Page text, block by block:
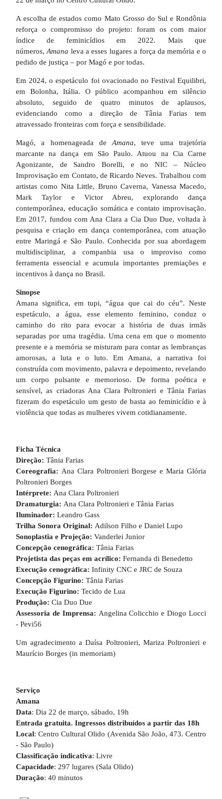
A escolha de estados como Mato Grosso do Sul e Rondônia
reforça o compromisso do projeto: foram os com maior
índice de feminicídios em 2022. Mais que
números,Amana leva a esses lugares a força da memória e o
pedido de justiça – por Magó e por todas.
Em 2024, o espetáculo foi ovacionado no Festival Equilibri,
em Bolonha, Itália. O público acompanhou em silêncio
absoluto, seguido de quatro minutos de aplausos,
evidenciando como a direção de Tânia Farias tem
atravessado fronteiras com força e sensibilidade.
Magó, a homenageada deAmana, teve uma trajetória
marcante na dança em São Paulo. Atuou na Cia Carne
Agonizante, de Sandro Borelli, e no NIC – Núcleo
Improvisação em Contato, de Ricardo Neves. Trabalhou com
artistas como Nita Little, Bruno Caverna, Vanessa Macedo,
Mark Taylor e Victor Abreu, explorando dança
contemporânea, educação somática e contato improvisação.
Em 2017, fundou com Ana Clara a Cia Duo Due, voltada à
pesquisa e criação em dança contemporânea, com atuação
entre Maringá e São Paulo. Conhecida por sua abordagem
multidisciplinar, a companhia usa o improviso como
ferramenta essencial e acumula importantes premiações e
incentivos à dança no Brasil.
Sinopse
Amana significa, em tupi, “água que cai do céu”. Neste
espetáculo, a água, esse elemento feminino, conduz o
caminho do rito para evocar a história de duas irmãs
separadas por uma tragédia. Uma cena em que o momento
presente e a memória se misturam para contar as lembranças
amorosas, a luta e o luto. Em Amana, a narrativa foi
construída com movimento, palavra e depoimento, revelando
um corpo pulsante e memorioso. De forma poética e
sensível, as criadoras Ana Clara Poltronieri e Tânia Farias
fizeram do espetáculo um gesto de basta ao feminicídio e à
violência que todas as mulheres vivem cotidianamente.
Ficha Técnica
Direção: Tânia Farias
Coreografia: Ana Clara Poltronieri Borgese e Maria Glória
Poltronieri Borges
Intérprete: Ana Clara Poltronieri
Dramaturgia: Ana Clara Poltronieri e Tânia Farias
Iluminador: Leandro Gass
Trilha Sonora Original: Adilson Filho e Daniel Lupo
Sonoplastia e Projeção: Vanderlei Junior
Concepção cenográfica: Tânia Farias
Projetista das peças em acrílico: Fernanda di Benedetto
Execução cenográfica: Infinity CNC e JRC de Souza
Concepção Figurino: Tânia Farias
Execução Figurino: Tecido de Lua
Produção: Cia Duo Due
Assessoria de Imprensa: Angelina Colicchio e Diogo Locci
- Pevi56
Um agradecimento a Daísa Poltronieri, Mariza Poltronieri e
Maurício Borges (in memoriam)
Serviço
Amana
Data: Dia 22 de março, sábado, 19h
Entrada gratuita. Ingressos distribuídos a partir das 18h
Local: Centro Cultural Olido (Avenida São João, 473. Centro
- São Paulo)
Classificação indicativa: Livre
Capacidade: 297 lugares (Sala Olido)
Duração: 40 minutos